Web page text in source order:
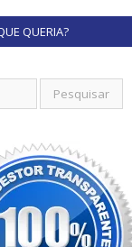
QUERIA?